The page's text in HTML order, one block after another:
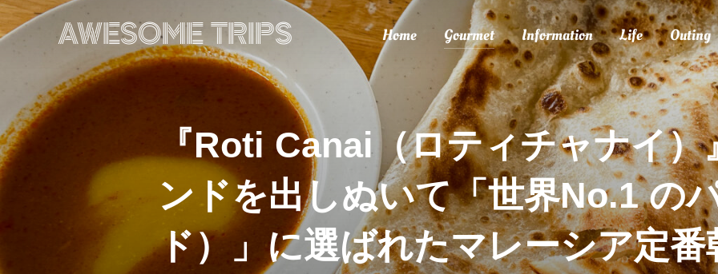
コ
ン
テ
ッ
プ
AWESOME TRIPS Home Gourmet Information Life Outing
『Roti Canai（ロティチャナイ）
ンドを出しぬいて「世界No.1 の
ド）」に選ばれたマレーシア定番